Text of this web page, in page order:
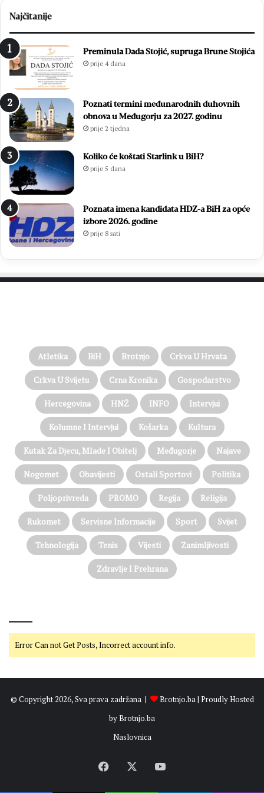
Najčitanije
Preminula Dada Stojić, supruga Brune Stojića
prije 4 dana
Poznati termini međunarodnih duhovnih
obnova u Međugorju za 2027. godinu
prije 2 tjedna
Koliko će koštati Starlink u BiH?
prije 5 dana
Poznata imena kandidata HDZ-a BiH za opće
izbore 2026. godine
prije 8 sati
Atletika BiH Brotnjo Crkva U Hrvata
Crkva U Svijetu Crna Kronika Gospodarstvo
Hercegovina HNŽ INFO Intervjui
Kolumne I Intervjui Košarka Kultura
Kutak Za Djecu, Mlade I Obitelj Međugorje Najave
Nogomet Obavijesti Ostali Sportovi Politika
Poljoprivreda PROMO Regija Religija
Rukomet Servisne Informacije Sport Svijet
Tehnologija Tenis Vijesti Zanimljivosti
Zdravlje I Prehrana
Error Can not Get Posts, Incorrect account info.
© Copyright 2026, Sva prava zadržana | Brotnjo.ba| Proudly Hosted
byBrotnjo.ba
Naslovnica
Facebook YouTube